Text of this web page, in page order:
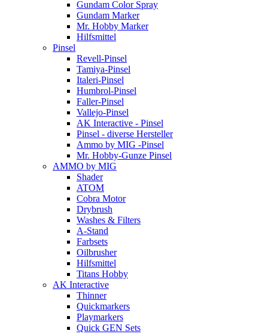
Gundam Color Spray
Gundam Marker
Mr. Hobby Marker
Hilfsmittel
Pinsel
Revell-Pinsel
Tamiya-Pinsel
Italeri-Pinsel
Humbrol-Pinsel
Faller-Pinsel
Vallejo-Pinsel
AK Interactive - Pinsel
Pinsel - diverse Hersteller
Ammo by MIG -Pinsel
Mr. Hobby-Gunze Pinsel
AMMO by MIG
Shader
ATOM
Cobra Motor
Drybrush
Washes & Filters
A-Stand
Farbsets
Oilbrusher
Hilfsmittel
Titans Hobby
AK Interactive
Thinner
Quickmarkers
Playmarkers
Quick GEN Sets